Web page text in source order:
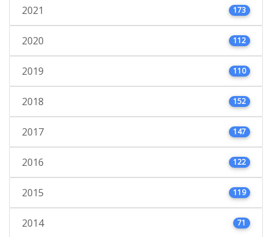
2021 173
2020 112
2019 110
2018 152
2017 147
2016 122
2015 119
2014 71